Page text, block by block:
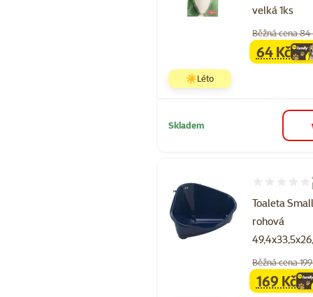
velká 1ks
Běžná cena 84
family
64 Kč
☀️Léto
Skladem
Toaleta
rohová
Hodnocení
Běžná cena
family
169 Kč